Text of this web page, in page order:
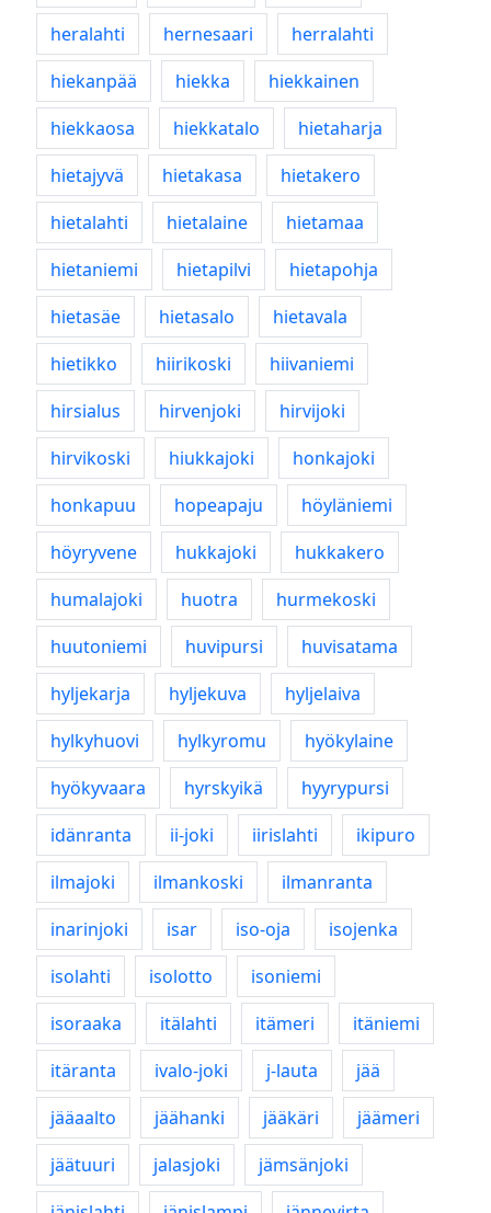
heralahti
hernesaari
herralahti
hiekanpää
hiekka
hiekkainen
hiekkaosa
hiekkatalo
hietaharja
hietajyvä
hietakasa
hietakero
hietalahti
hietalaine
hietamaa
hietaniemi
hietapilvi
hietapohja
hietasäe
hietasalo
hietavala
hietikko
hiirikoski
hiivaniemi
hirsialus
hirvenjoki
hirvijoki
hirvikoski
hiukkajoki
honkajoki
honkapuu
hopeapaju
höyläniemi
höyryvene
hukkajoki
hukkakero
humalajoki
huotra
hurmekoski
huutoniemi
huvipursi
huvisatama
hyljekarja
hyljekuva
hyljelaiva
hylkyhuovi
hylkyromu
hyökylaine
hyökyvaara
hyrskyikä
hyyrypursi
idänranta
ii-joki iirislahti
ikipuro
ilmajoki
ilmankoski
ilmanranta
inarinjoki
isar iso-oja
isojenka
isolahti
isolotto
isoniemi
isoraaka
itälahti itämeri
itäniemi
itäranta
ivalo-joki j-lauta
jää
jääaalto
jäähanki jääkäri
jäämeri
jäätuuri
jalasjoki
jämsänjoki